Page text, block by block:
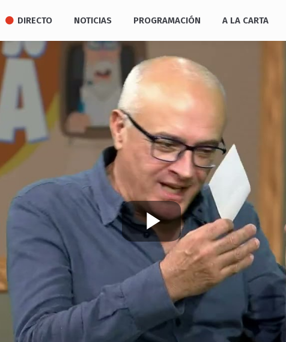
DIRECTO NOTICIAS PROGRAMACIÓN A LA CARTA
Play
Video